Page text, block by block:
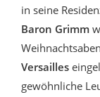
in seine
Baron Grimm
Versailles
gewöhnliche